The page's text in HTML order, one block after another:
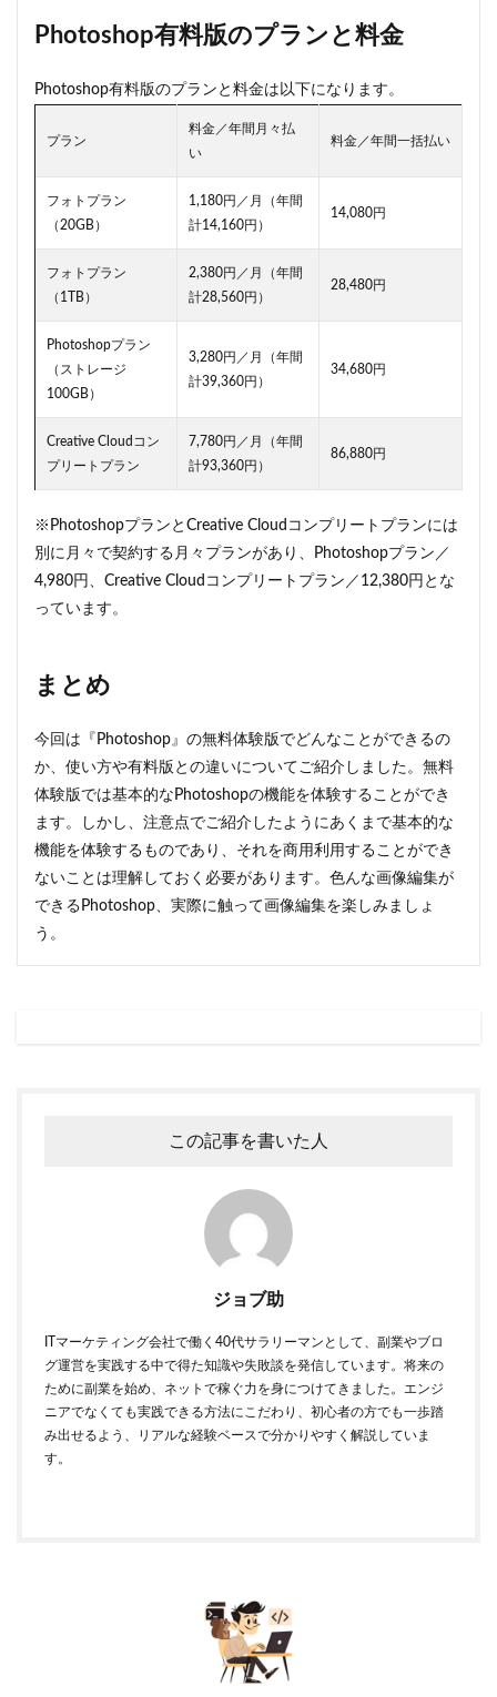
Photoshop有料版のプランと料金
Photoshop有料版のプランと料金は以下になります。
プラン
料金／年間月々払
い
料金／年間一括払い
フォトプラン
（20GB）
1,180円／月（年間
計14,160円）
14,080円
フォトプラン
（1TB）
2,380円／月（年間
計28,560円）
28,480円
Photoshopプラン
（ストレージ
100GB）
3,280円／月（年間
計39,360円）
34,680円
Creative Cloudコン
プリートプラン
7,780円／月（年間
計93,360円）
86,880円
※PhotoshopプランとCreative Cloudコンプリートプランには
別に月々で契約する月々プランがあり、Photoshopプラン／
4,980円、Creative Cloudコンプリートプラン／12,380円とな
っています。
まとめ
今回は『Photoshop』の無料体験版でどんなことができるの
か、使い方や有料版との違いについてご紹介しました。無料
体験版では基本的なPhotoshopの機能を体験することができ
ます。しかし、注意点でご紹介したようにあくまで基本的な
機能を体験するものであり、それを商用利用することができ
ないことは理解しておく必要があります。色んな画像編集が
できるPhotoshop、実際に触って画像編集を楽しみましょ
う。
この記事を書いた人
ジョブ助
ITマーケティング会社で働く40代サラリーマンとして、副業やブロ
グ運営を実践する中で得た知識や失敗談を発信しています。将来の
ために副業を始め、ネットで稼ぐ力を身につけてきました。エンジ
ニアでなくても実践できる方法にこだわり、初心者の方でも一歩踏
み出せるよう、リアルな経験ベースで分かりやすく解説していま
す。